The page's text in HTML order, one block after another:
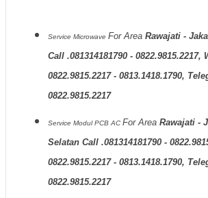
Service Microwave For Area Rawajati -
Call .081314181790 - 0822.9815.2217,
0822.9815.2217 - 0813.1418.1790,
0822.9815.2217
Service Modul PCB AC For Area Rawajati -
Selatan Call .081314181790 -
0822.9815.2217 - 0813.1418.1790,
0822.9815.2217